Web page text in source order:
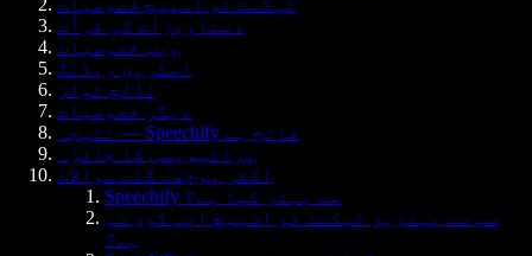
دستاویزات کی قرأت
ویب خصوصیات
اسکرین ریڈنگ
نالج ٹولز
دیگر خصوصیات
نتیجہ — Speechify فاتح ہے
پرائیویسی کا جائزہ
اکثر پوچھے گئے سوالات
Speechify سے بہتر کیا ہے؟
سب سے بہترین ٹیکسٹ ٹو اسپیچ ایپ کون سی
ہے؟